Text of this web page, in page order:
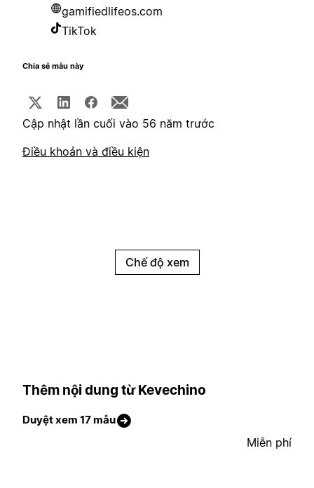
gamifiedlifeos.com
TikTok
Chia sẻ mẫu này
Cập nhật lần cuối vào 56 năm trước
Điều khoản và điều kiện
Chế độ xem
Thêm nội dung từ Kevechino
Duyệt xem 17 mẫu
Miễn phí